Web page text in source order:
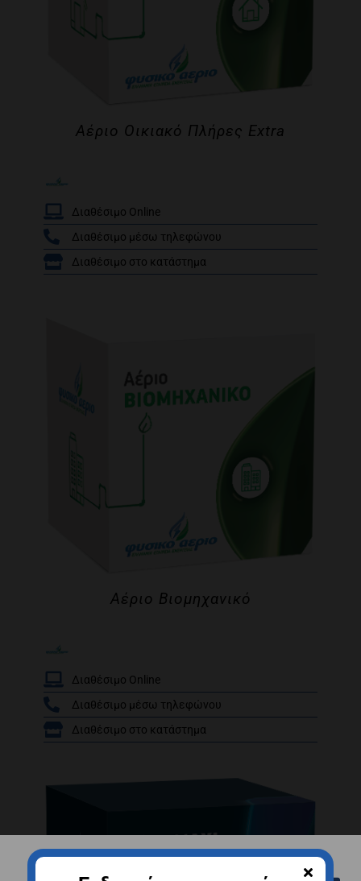
/
Αέριο Οικιακό Πλήρες Extra
Διαθέσιμο Online
Διαθέσιμο μέσω τηλεφώνου
Διαθέσιμο στο κατάστημα
/
Αέριο Βιομηχανικό
Διαθέσιμο Online
Διαθέσιμο μέσω τηλεφώνου
Διαθέσιμο στο κατάστημα